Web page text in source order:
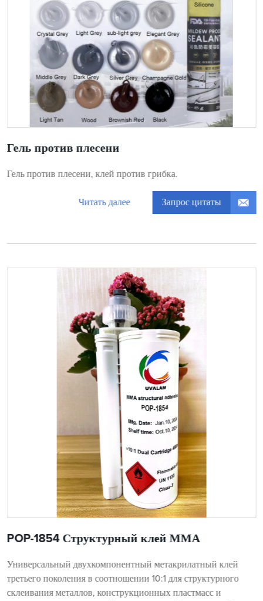
Гель против плесени
Гель против плесени, клей против грибка.
Читать далее Запрос цитаты
POP-1854 Структурный клей ММА
Универсальный двухкомпонентный метакрилатный клей
третьего поколения в соотношении 10:1 для структурного
склеивания металлов, конструкционных пластмасс и